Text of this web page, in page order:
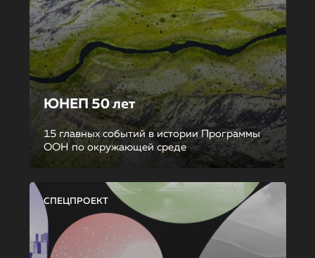
ЮНЕП 50 лет
15 главных событий в истории Программы
ООН по окружающей среде
СПЕЦПРОЕКТ